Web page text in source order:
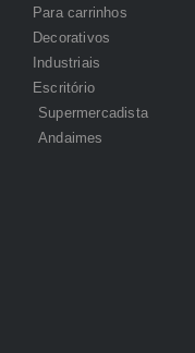
Para carrinhos
Decorativos
Industriais
Escritório
Supermercadista
Andaimes